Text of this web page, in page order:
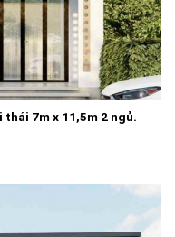
thái 7m x 11,5m 2 ngủ.